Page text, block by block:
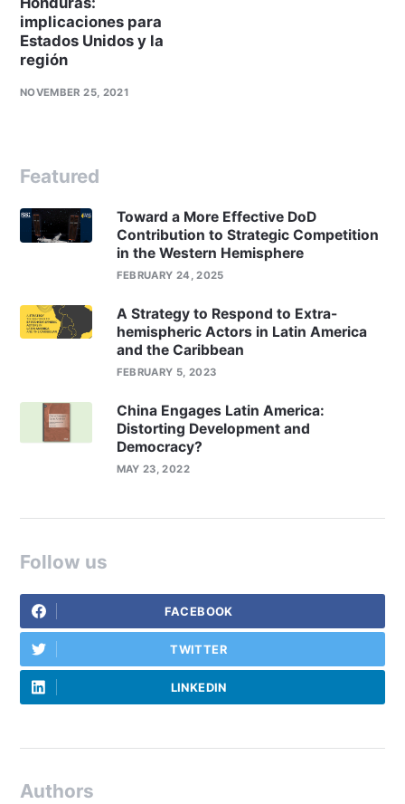
implicaciones para
Estados Unidos y la
región
NOVEMBER 25, 2021
Featured
Toward a More Effective DoD
Contribution to Strategic Competition
in the Western Hemisphere
FEBRUARY 24, 2025
A Strategy to Respond to Extra-
hemispheric Actors in Latin America
and the Caribbean
FEBRUARY 5, 2023
China Engages Latin America:
Distorting Development and
Democracy?
MAY 23, 2022
Follow us
FACEBOOK
TWITTER
LINKEDIN
Authors